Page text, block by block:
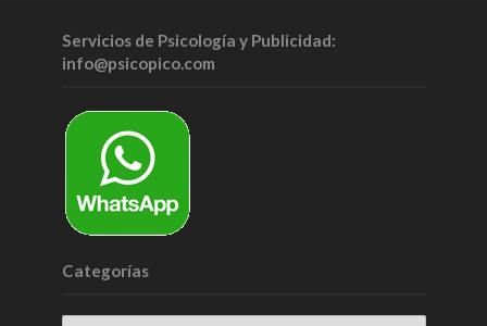
Servicios de Psicología y Publicidad:
info@psicopico.com
Categorías